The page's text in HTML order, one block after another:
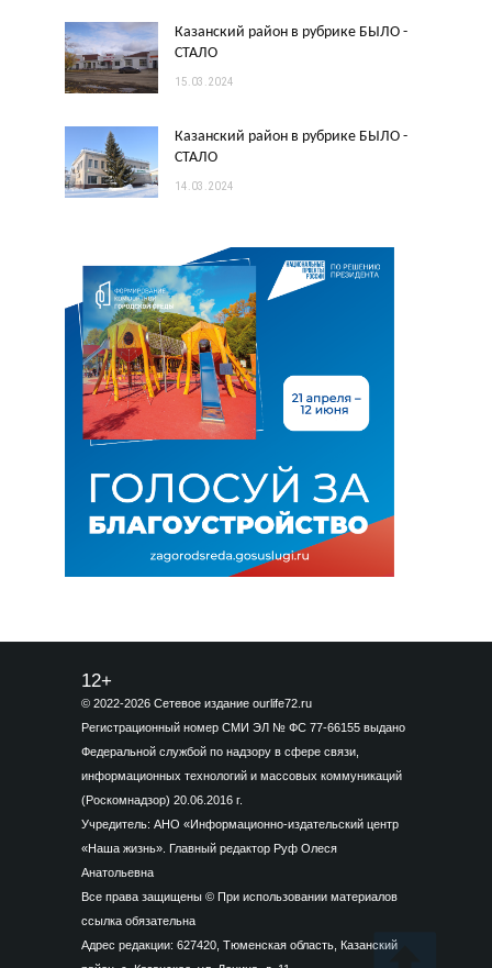
Казанский район в рубрике БЫЛО -
СТАЛО
15.03.2024
Казанский район в рубрике БЫЛО -
СТАЛО
14.03.2024
12+
© 2022-2026 Сетевое издание ourlife72.ru
Регистрационный номер СМИ ЭЛ № ФС 77-66155 выдано
Федеральной службой по надзору в сфере связи,
информационных технологий и массовых коммуникаций
(Роскомнадзор) 20.06.2016 г.
Учредитель: АНО «Информационно-издательский центр
«Наша жизнь». Главный редактор Руф Олеся
Анатольевна
Все права защищены © При использовании материалов
ссылка обязательна
Адрес редакции: 627420, Тюменская область, Казанский